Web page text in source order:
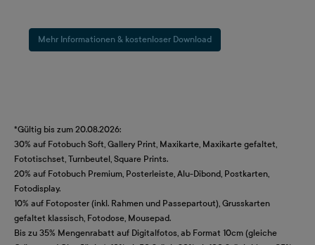
Mehr Informationen & kostenloser Download
*Gültig bis zum 20.08.2026:
30% auf Fotobuch Soft, Gallery Print, Maxikarte, Maxikarte gefaltet,
Fototischset, Turnbeutel, Square Prints.
20% auf Fotobuch Premium, Posterleiste, Alu-Dibond, Postkarten,
Fotodisplay.
10% auf Fotoposter (inkl. Rahmen und Passepartout), Grusskarten
gefaltet klassisch, Fotodose, Mousepad.
Bis zu 35% Mengenrabatt auf Digitalfotos, ab Format 10cm (gleiche